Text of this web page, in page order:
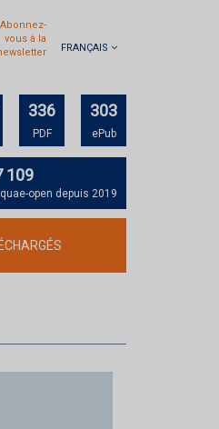
Abonnez-
vous à la
FRANÇAIS
336
PDF
303
ePub
109
open depuis 2019